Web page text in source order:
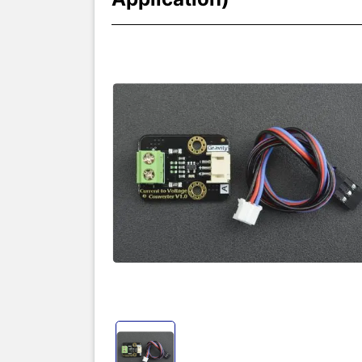
Mạch
hiệu điện
hiện tại là
để chẩn
chạy quá
25mA và
Mạch
zero-drift
khi sử
tương
Support
Deploy